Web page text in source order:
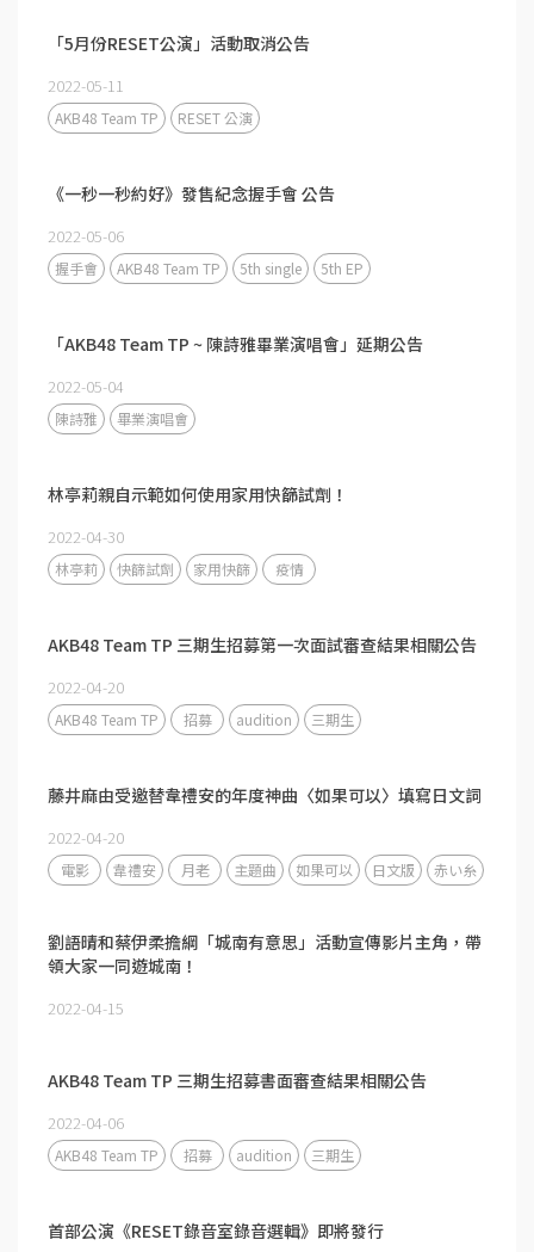
「5月份RESET公演」活動取消公告
2022-05-11
AKB48 Team TP RESET 公演
《一秒一秒約好》發售紀念握手會 公告
2022-05-06
握手會 AKB48 Team TP 5th single 5th EP
「AKB48 Team TP ~ 陳詩雅畢業演唱會」延期公告
2022-05-04
陳詩雅 畢業演唱會
林亭莉親自示範如何使用家用快篩試劑！
2022-04-30
林亭莉 快篩試劑 家用快篩 疫情
AKB48 Team TP 三期生招募第一次面試審查結果相關公告
2022-04-20
AKB48 Team TP 招募 audition 三期生
藤井麻由受邀替韋禮安的年度神曲〈如果可以〉填寫日文詞
2022-04-20
電影 韋禮安 月老 主題曲 如果可以 日文版 赤い糸
劉語晴和蔡伊柔擔綱「城南有意思」活動宣傳影片主角，帶
領大家一同遊城南！
2022-04-15
AKB48 Team TP 三期生招募書面審查結果相關公告
2022-04-06
AKB48 Team TP 招募 audition 三期生
首部公演《RESET錄音室錄音選輯》即將發行